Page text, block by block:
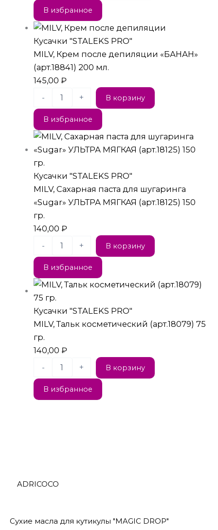
ADRICOCO
Сухие масла для кутикулы "MAGIC DROP"
В избранное
Кусачки "STALEKS PRO"
MILV, Крем после депиляции «БАНАН»
(арт.18841) 200 мл.
145,00₽
-
+ В корзину
В избранное
Кусачки "STALEKS PRO"
MILV, Сахарная паста для шугаринга
«Sugar» УЛЬТРА МЯГКАЯ (арт.18125) 150
гр.
140,00₽
-
+ В корзину
В избранное
Кусачки "STALEKS PRO"
MILV, Тальк косметический (арт.18079) 75
гр.
140,00₽
-
+ В корзину
В избранное